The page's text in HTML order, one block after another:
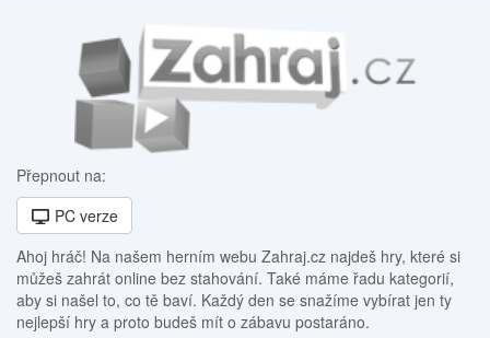
Přepnout na:
PC verze
Ahoj hráč! Na našem herním webu Zahraj.cz najdeš hry, které si
můžeš zahrát online bez stahování. Také máme řadu kategorií,
aby si našel to, co tě baví. Každý den se snažíme vybírat jen ty
nejlepší hry a proto budeš mít o zábavu postaráno.